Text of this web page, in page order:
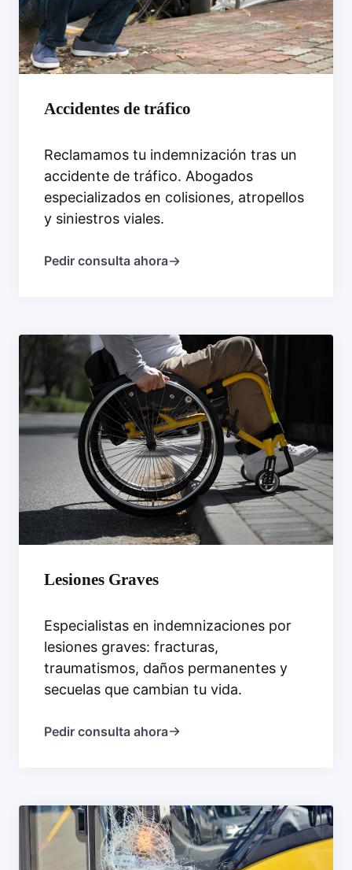
Accidentes de tráfico
Reclamamos tu indemnización tras un
accidente de tráfico. Abogados
especializados en colisiones, atropellos
y siniestros viales.
Pedir consulta ahora
Lesiones Graves
Especialistas en indemnizaciones por
lesiones graves: fracturas,
traumatismos, daños permanentes y
secuelas que cambian tu vida.
Pedir consulta ahora